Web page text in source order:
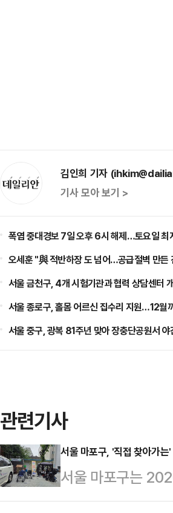
김인희 기자
기사 모아 보기 >
폭염 중대경보 7일 오후 6시 해제…토요일
오세훈 "與 적반하장 도 넘어…공급절벽 만든
서울 금천구, 4개 시험기관과 협력 상담센터
서울 종로구, 홀몸 어르신 집수리 지원…12월
서울 중구, 광복 81주년 맞아 장충단공원서 야
관련기사
서울 마포구, '직접 찾아가는
서울 마포구는
위해 '마포보장구